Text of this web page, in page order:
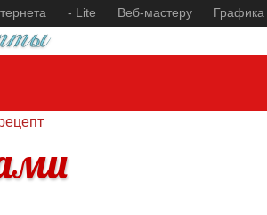
- Lite Веб-мастеру Графика